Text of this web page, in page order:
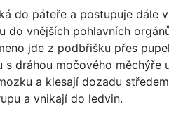
do páteře a postupuje dále
do vnějších pohlavních
jde z podbřišku přes
dráhou močového měchýře
a klesají dozadu
a vnikají do ledvin.